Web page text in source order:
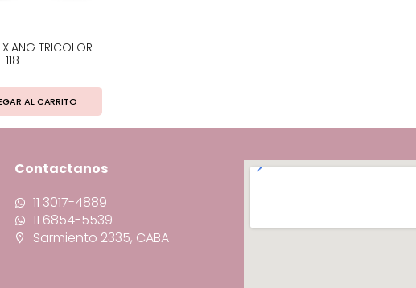
TRICOLOR
AL CARRITO
Contactanos
11 3017-4889
11 6854-5539
Sarmiento 2335, CABA